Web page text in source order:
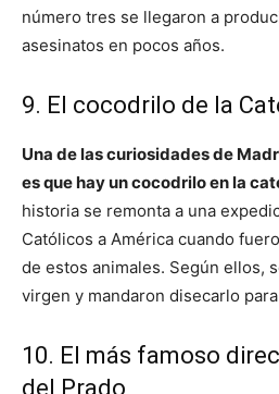
número tres se llegaron a
asesinatos en pocos años.
9. El cocodrilo de la
Una de las curiosidades de
es que hay un cocodrilo en la
historia se remonta a una
Católicos a América cuando
de estos animales. Según ellos,
virgen y mandaron disecarlo
10. El más famoso
del Prado